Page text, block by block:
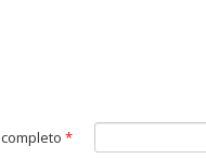
*